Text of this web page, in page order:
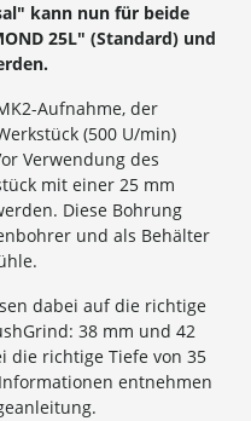
kann nun für beide
25L" (Standard) und
Aufnahme, der
(500 U/min)
Verwendung des
mit einer 25 mm
Diese Bohrung
und als Behälter
dabei auf die richtige
38 mm und 42
die richtige Tiefe von 35
entnehmen